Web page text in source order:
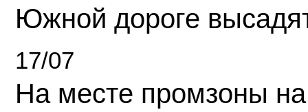
Южной дороге
17/07
На месте промзоны